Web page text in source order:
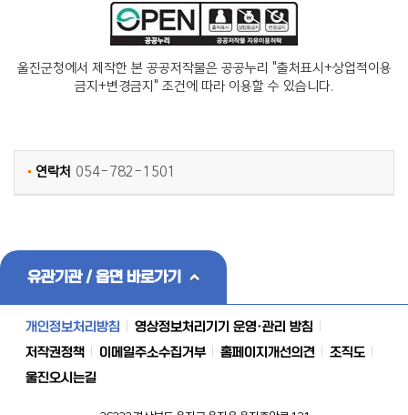
울진군청에서 제작한 본 공공저작물은 공공누리 "출처표시+상업적이용
금지+변경금지" 조건에 따라 이용할 수 있습니다.
연락처 054-782-1501
유관기관 / 읍면 바로가기
개인정보처리방침
영상정보처리기기 운영·관리 방침
저작권정책
이메일주소수집거부 홈페이지개선의견
조직도
울진오시는길